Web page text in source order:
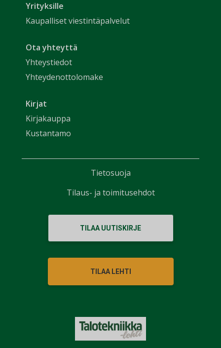
Yrityksille
Kaupalliset viestintäpalvelut
Ota yhteyttä
Yhteystiedot
Yhteydenottolomake
Kirjat
Kirjakauppa
Kustantamo
TILAA UUTISKIRJE
TILAA LEHTI
Tietosuoja
Tilaus- ja toimitusehdot